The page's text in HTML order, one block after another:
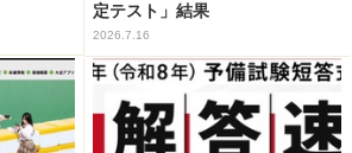
定テスト」結果
2026.7.16